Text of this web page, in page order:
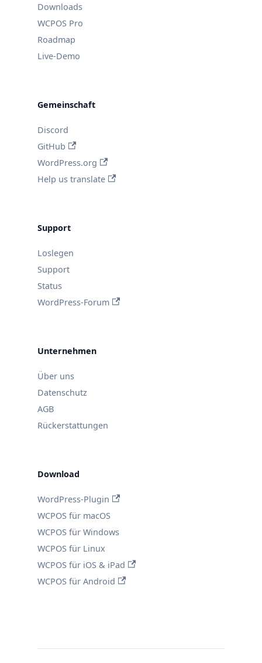
Downloads
WCPOS Pro
Roadmap
Live-Demo
Gemeinschaft
Discord
GitHub
WordPress.org
Help us translate
Support
Loslegen
Support
Status
WordPress-Forum
Unternehmen
Über uns
Datenschutz
AGB
Rückerstattungen
Download
WordPress-Plugin
WCPOS für macOS
WCPOS für Windows
WCPOS für Linux
WCPOS für iOS & iPad
WCPOS für Android